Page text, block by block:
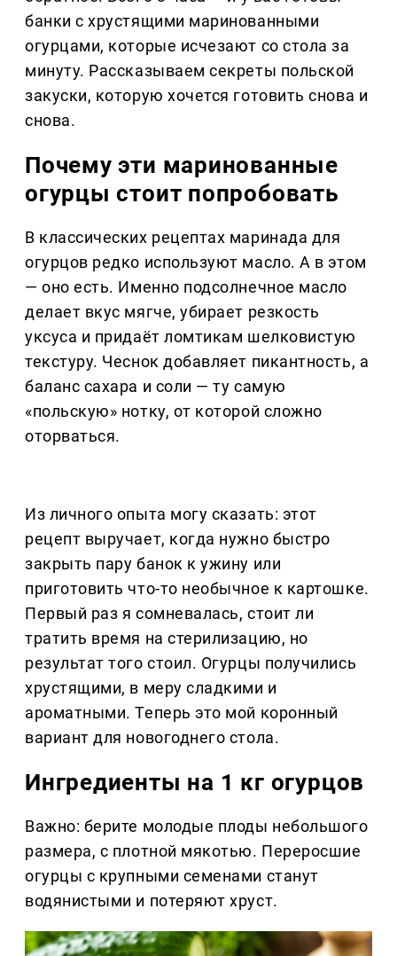
банки с хрустящими маринованными
огурцами, которые исчезают со стола за
минуту. Рассказываем секреты польской
закуски, которую хочется готовить снова и
снова.
Почему эти маринованные
огурцы стоит попробовать
В классических рецептах маринада для
огурцов редко используют масло. А в этом
— оно есть. Именно подсолнечное масло
делает вкус мягче, убирает резкость
уксуса и придаёт ломтикам шелковистую
текстуру. Чеснок добавляет пикантность, а
баланс сахара и соли — ту самую
«польскую» нотку, от которой сложно
оторваться.
Из личного опыта могу сказать: этот
рецепт выручает, когда нужно быстро
закрыть пару банок к ужину или
приготовить что-то необычное к картошке.
Первый раз я сомневалась, стоит ли
тратить время на стерилизацию, но
результат того стоил. Огурцы получились
хрустящими, в меру сладкими и
ароматными. Теперь это мой коронный
вариант для новогоднего стола.
Ингредиенты на 1 кг огурцов
Важно: берите молодые плоды небольшого
размера, с плотной мякотью. Переросшие
огурцы с крупными семенами станут
водянистыми и потеряют хруст.